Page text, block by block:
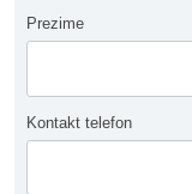
Prezime
Kontakt telefon